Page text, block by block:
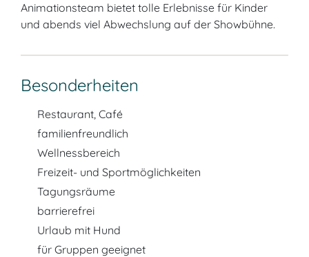
Animationsteam bietet tolle Erlebnisse für Kinder
und abends viel Abwechslung auf der Showbühne.
Besonderheiten
Restaurant, Café
familienfreundlich
Wellnessbereich
Freizeit- und Sportmöglichkeiten
Tagungsräume
barrierefrei
Urlaub mit Hund
für Gruppen geeignet